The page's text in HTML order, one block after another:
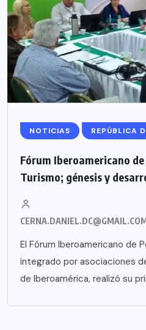
NOTICIAS REPÚBLICA
Fórum Iberoamericano
Turismo; génesis y
El Fórum Iberoamericano de
integrado por asociaciones
de Iberoamérica, realizó su